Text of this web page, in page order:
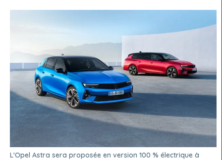
L'Opel Astra sera proposée en version 100 % électrique à